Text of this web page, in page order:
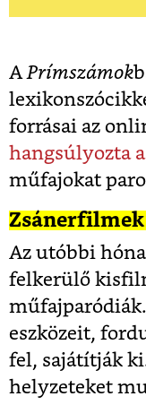
A Prímszámok
forrásai az
hangsúlyozta
műfajokat
Az utóbbi
felkerülő
eszközeit,
fel, sajátítják
helyzeteket